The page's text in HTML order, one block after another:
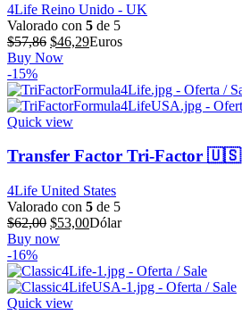
4Life Reino Unido - UK
Valorado con 5 de 5
$57,86 El
precio
era:
$57,86.
$46,29El
es:
$46,29.
Euros
Buy Now
-15%
Quick view
Transfer Factor Tri-Factor 🇺🇸
4Life United States
Valorado con 5 de 5
$62,00 El
precio
era:
$62,00.
$53,00El
es:
$53,00.
Dólar
Buy now
-16%
Quick view